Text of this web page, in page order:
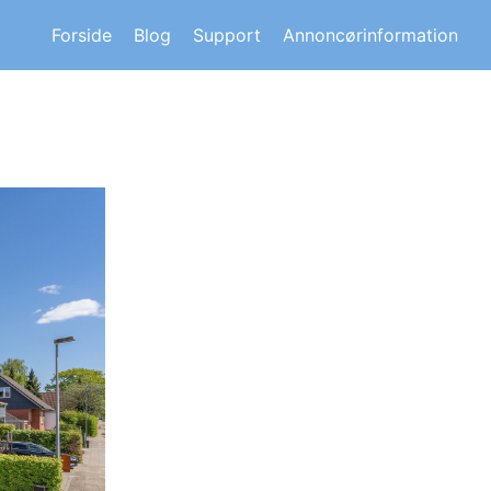
andre huskøberes oplevelser.
Forside Blog Support Annoncørinformation